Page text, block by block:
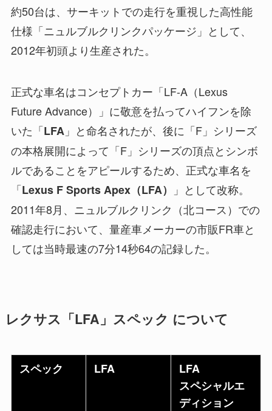
約50台は、サーキットでの走行を重視した高性能
仕様「ニュルブルクリンクパッケージ」として、
2012年初頭より生産された。
正式な車名はコンセプトカー「LF-A（Lexus
Future Advance）」に敬意を払ってハイフンを除
いた「LFA 」と命名されたが、後に「F」シリーズ
の本格展開によって「F」シリーズの頂点とシンボ
ルであることをアピールするため、正式な車名を
「Lexus F Sports Apex（LFA）
」として改称。
2011年8月、ニュルブルクリンク（北コース）での
確認走行において、量産車メーカーの市販FR車と
しては当時最速の7分14秒64の記録した。
レクサス「LFA」スペック について
スペック LFA
LFA
スペシャルエ
ディション